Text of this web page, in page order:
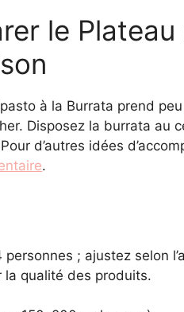
le Plateau
à la Burrata prend
Disposez la burrata au
d’autres idées
.
; ajustez selon
la qualité des produits.